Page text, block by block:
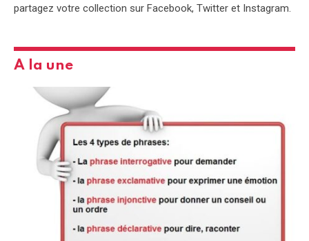
partagez votre collection sur Facebook, Twitter et Instagram.
A la une